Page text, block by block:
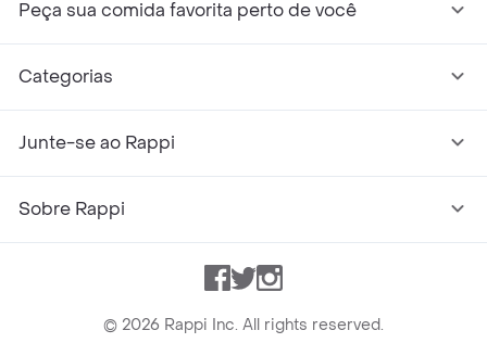
Peça sua comida favorita perto de você
Categorias
Junte-se ao Rappi
Sobre Rappi
Facebook
TwitterInstagram
© 2026 Rappi Inc. All rights reserved.